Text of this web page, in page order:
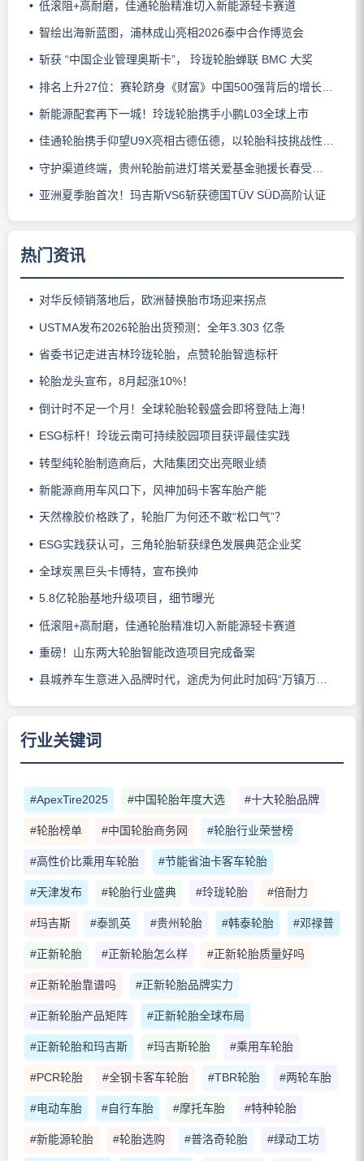
低滚阻+高耐磨，佳通轮胎精准切入新能源轻卡赛道
智绘出海新蓝图，浦林成山亮相2026泰中合作博览会
斩获 “中国企业管理奥斯卡”， 玲珑轮胎蝉联 BMC 大奖
排名上升27位：赛轮跻身《财富》中国500强背后的增长逻辑
新能源配套再下一城！玲珑轮胎携手小鹏L03全球上市
佳通轮胎携手仰望U9X亮相古德伍德，以轮胎科技挑战性能边界
守护渠道终端，贵州轮胎前进灯塔关爱基金驰援长春受灾门店
亚洲夏季胎首次！玛吉斯VS6斩获德国TÜV SÜD高阶认证
热门资讯
对华反倾销落地后，欧洲替换胎市场迎来拐点
USTMA发布2026轮胎出货预测：全年3.303 亿条
省委书记走进吉林玲珑轮胎，点赞轮胎智造标杆
轮胎龙头宣布，8月起涨10%！
倒计时不足一个月！全球轮胎轮毂盛会即将登陆上海！
ESG标杆！玲珑云南可持续胶园项目获评最佳实践
转型纯轮胎制造商后，大陆集团交出亮眼业绩
新能源商用车风口下，风神加码卡客车胎产能
天然橡胶价格跌了，轮胎厂为何还不敢“松口气”？
ESG实践获认可，三角轮胎斩获绿色发展典范企业奖
全球炭黑巨头卡博特，宣布换帅
5.8亿轮胎基地升级项目，细节曝光
低滚阻+高耐磨，佳通轮胎精准切入新能源轻卡赛道
重磅！山东两大轮胎智能改造项目完成备案
县城养车生意进入品牌时代，途虎为何此时加码“万镇万店”？
行业关键词
#ApexTire2025 #中国轮胎年度大选 #十大轮胎品牌
#轮胎榜单 #中国轮胎商务网 #轮胎行业荣誉榜
#高性价比乘用车轮胎 #节能省油卡客车轮胎
#天津发布 #轮胎行业盛典 #玲珑轮胎 #倍耐力
#玛吉斯 #泰凯英 #贵州轮胎 #韩泰轮胎 #邓禄普
#正新轮胎 #正新轮胎怎么样 #正新轮胎质量好吗
#正新轮胎靠谱吗 #正新轮胎品牌实力
#正新轮胎产品矩阵 #正新轮胎全球布局
#正新轮胎和玛吉斯 #玛吉斯轮胎 #乘用车轮胎
#PCR轮胎 #全钢卡客车轮胎 #TBR轮胎 #两轮车胎
#电动车胎 #自行车胎 #摩托车胎 #特种轮胎
#新能源轮胎 #轮胎选购 #普洛奇轮胎 #绿动工坊